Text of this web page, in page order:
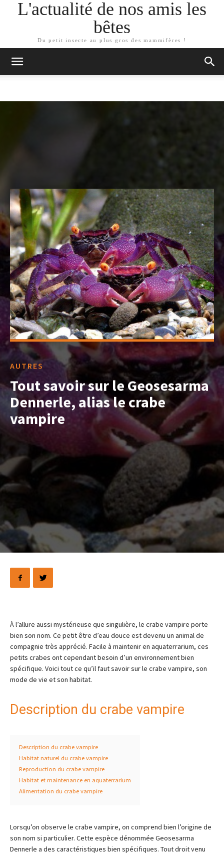
L'actualité de nos amis les
bêtes
Du petit insecte au plus gros des mammifères !
AUTRES
Tout savoir sur le Geosesarma
Dennerle, alias le crabe
vampire
À l’allure aussi mystérieuse que singulière, le crabe vampire porte
bien son nom. Ce petit être d’eau douce est devenu un animal de
compagnie très apprécié. Facile à maintenir en aquaterrarium, ces
petits crabes ont cependant besoin d’un environnement bien
spécifique. Voici tout ce qu’il faut savoir sur le crabe vampire, son
mode de vie et son habitat.
Description du crabe vampire
Description du crabe vampire
Habitat naturel du crabe vampire
Reproduction du crabe vampire
Habitat et maintenance en aquaterrarium
Alimentation du crabe vampire
Lorsqu’on observe le crabe vampire, on comprend bien l’origine de
son nom si particulier. Cette espèce dénommée Geosesarma
Dennerle a des caractéristiques bien spécifiques. Tout droit venu